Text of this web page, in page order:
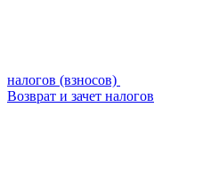
налогов (взносов)
Возврат и зачет налогов